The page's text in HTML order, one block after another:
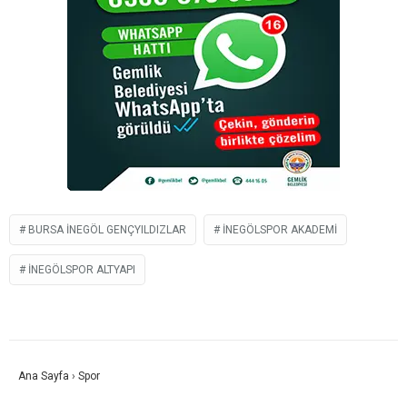
BURSA İNEGÖL GENÇYILDIZLAR İNEGÖLSPOR AKADEMI
İNEGÖLSPOR ALTYAPI
Ana Sayfa › Spor